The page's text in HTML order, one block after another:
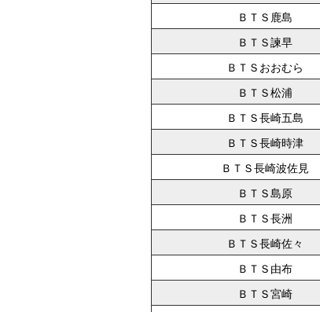
ＢＴＳ鹿島
ＢＴＳ諫早
ＢＴＳおおむら
ＢＴＳ松浦
ＢＴＳ長崎五島
ＢＴＳ長崎時津
ＢＴＳ長崎波佐見
ＢＴＳ島原
ＢＴＳ長洲
ＢＴＳ長崎佐々
ＢＴＳ由布
ＢＴＳ宮崎